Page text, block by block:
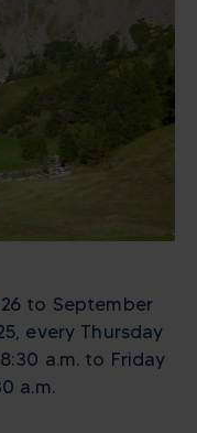
to September
every Thursday
a.m. to Friday
a.m.